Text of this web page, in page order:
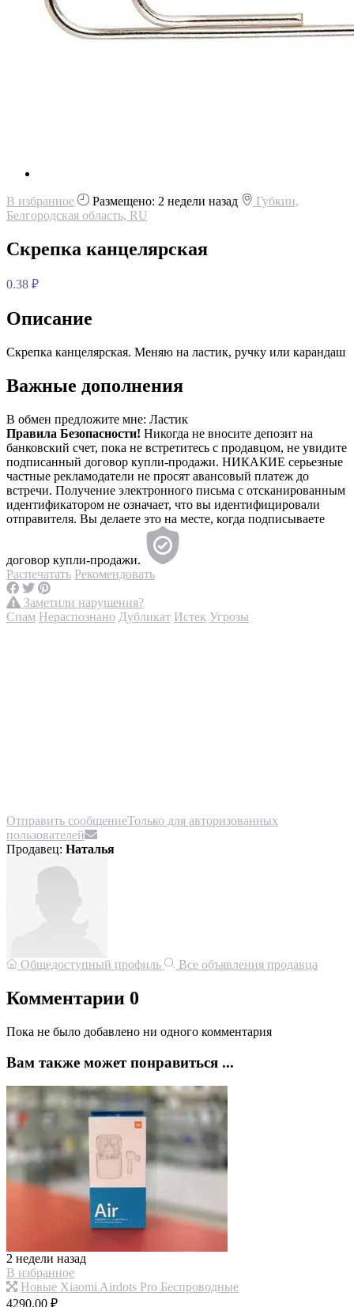
В избранное Размещено: 2 недели назад
Губкин,
Белгородская область, RU
Скрепка канцелярская
0.38 ₽
Описание
Скрепка канцелярская. Меняю на ластик, ручку или карандаш
Важные дополнения
В обмен предложите мне: Ластик
Правила Безопасности! Никогда не вносите депозит на
банковский счет, пока не встретитесь с продавцом, не увидите
подписанный договор купли-продажи. НИКАКИЕ серьезные
частные рекламодатели не просят авансовый платеж до
встречи. Получение электронного письма с отсканированным
идентификатором не означает, что вы идентифицировали
отправителя. Вы делаете это на месте, когда подписываете
договор купли-продажи.
Распечатать Рекомендовать
Заметили нарушения?
Спам Нераспознано Дубликат Истек Угрозы
Отправить сообщениеТолько для авторизованных
пользователей
Продавец: Наталья
Общедоступный профиль Все объявления продавца
Комментарии 0
Пока не было добавлено ни одного комментария
Вам также может понравиться ...
2 недели назад
В избранное
Новые Xiaomi Airdots Pro Беспроводные
4290.00 ₽